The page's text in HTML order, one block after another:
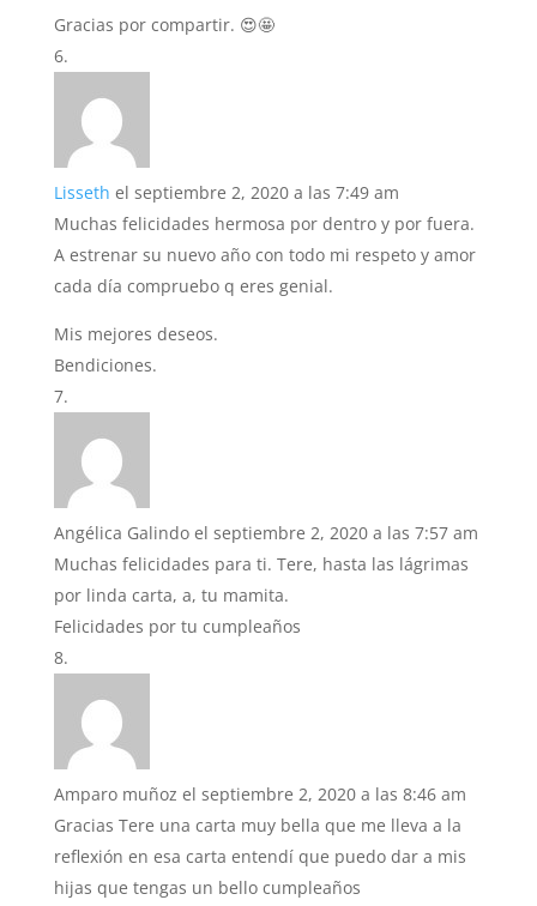
Gracias por compartir. 😍🤩
Lisseth el septiembre 2, 2020 a las 7:49 am
Muchas felicidades hermosa por dentro y por fuera.
A estrenar su nuevo año con todo mi respeto y amor
cada día compruebo q eres genial.
Mis mejores deseos.
Bendiciones.
Angélica Galindo el septiembre 2, 2020 a las 7:57 am
Muchas felicidades para ti. Tere, hasta las lágrimas
por linda carta, a, tu mamita.
Felicidades por tu cumpleaños
Amparo muñoz el septiembre 2, 2020 a las 8:46 am
Gracias Tere una carta muy bella que me lleva a la
reflexión en esa carta entendí que puedo dar a mis
hijas que tengas un bello cumpleaños